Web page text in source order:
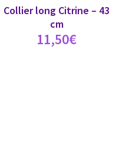
Collier long Citrine – 43
cm
11,50€